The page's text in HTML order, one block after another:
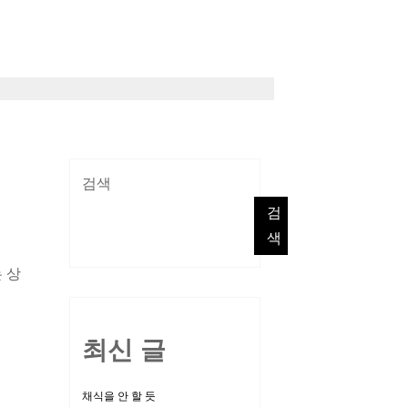
상
검색
검
색
최신 글
채식을 안 할 듯